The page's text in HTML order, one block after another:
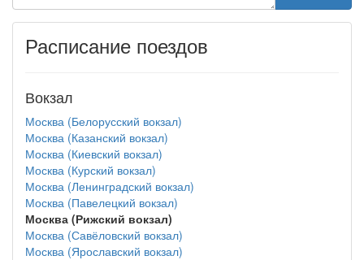
Расписание поездов
Вокзал
Москва (Белорусский вокзал)
Москва (Казанский вокзал)
Москва (Киевский вокзал)
Москва (Курский вокзал)
Москва (Ленинградский вокзал)
Москва (Павелецкий вокзал)
Москва (Рижский вокзал)
Москва (Савёловский вокзал)
Москва (Ярославский вокзал)